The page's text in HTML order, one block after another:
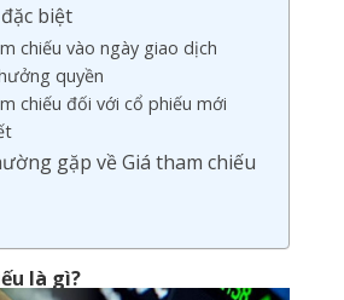
biệt
chiếu vào ngày giao dịch
quyền
chiếu đối với cổ phiếu mới
gặp về Giá tham chiếu
là gì?